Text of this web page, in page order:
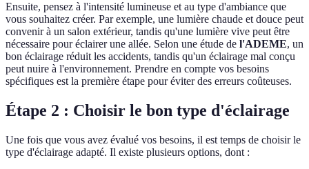
Ensuite, pensez à l'intensité lumineuse et au type d'ambiance que
vous souhaitez créer. Par exemple, une lumière chaude et douce peut
convenir à un salon extérieur, tandis qu'une lumière vive peut être
nécessaire pour éclairer une allée. Selon une étude de l'ADEME, un
bon éclairage réduit les accidents, tandis qu'un éclairage mal conçu
peut nuire à l'environnement. Prendre en compte vos besoins
spécifiques est la première étape pour éviter des erreurs coûteuses.
Étape 2 : Choisir le bon type d'éclairage
Une fois que vous avez évalué vos besoins, il est temps de choisir le
type d'éclairage adapté. Il existe plusieurs options, dont :